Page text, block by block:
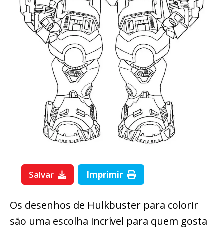
Salvar Imprimir
Os desenhos de Hulkbuster para colorir
são uma escolha incrível para quem gosta